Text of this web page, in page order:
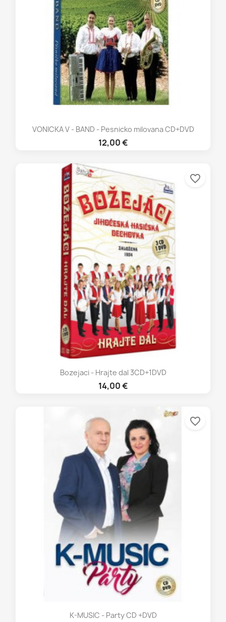
VONICKA V - BAND - Pesnicko milovana CD+DVD
12,00 €
Bozejaci - Hrajte dal 3CD+1DVD
14,00 €
favorite_border
K-MUSIC - Party CD +DVD
favorite_border